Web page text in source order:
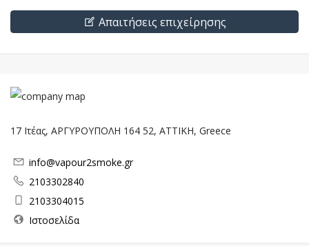
Απαιτήσεις επιχείρησης
17 Ιτέας, ΑΡΓΥΡΟΥΠΟΛΗ 164 52, ΑΤΤΙΚΗ, Greece
info@vapour2smoke.gr
2103302840
2103304015
Ιστοσελίδα